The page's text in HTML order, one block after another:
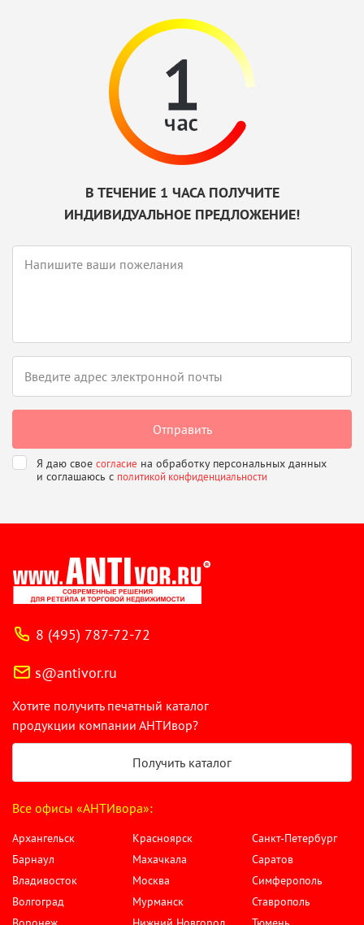
В ТЕЧЕНИЕ 1 ЧАСА ПОЛУЧИТЕ
ИНДИВИДУАЛЬНОЕ ПРЕДЛОЖЕНИЕ!
Я даю свое согласие на обработку персональных данных
и соглашаюсь с политикой конфиденциальности
8 (495) 787-72-72
s@antivor.ru
Хотите получить печатный каталог
продукции компании АНТИвор?
Получить каталог
Все офисы «АНТИвора»:
Архангельск
Барнаул
Владивосток
Волгоград
Красноярск
Махачкала
Москва
Мурманск
Санкт-Петербург
Саратов
Симферополь
Ставрополь